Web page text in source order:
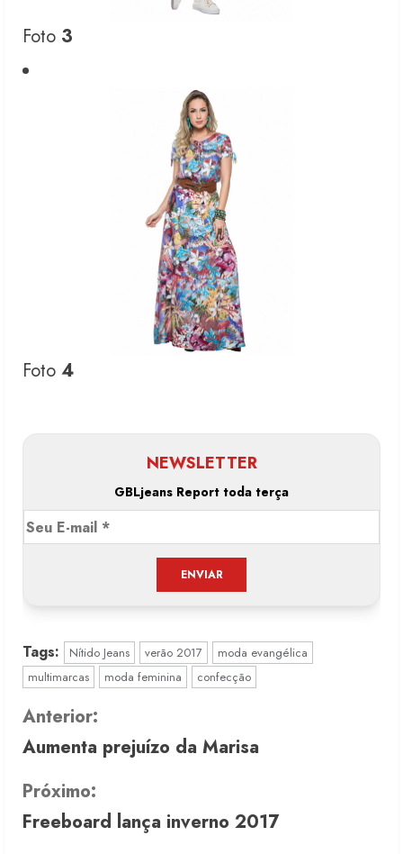
Foto 3
Foto 4
NEWSLETTER
GBLjeans Report toda terça
Tags: Nítido Jeans verão 2017
moda evangélica
multimarcas
moda feminina confecção
C
o
n
t
Anterior:
Aumenta prejuízo da Marisa
Próximo:
Freeboard lança inverno 2017